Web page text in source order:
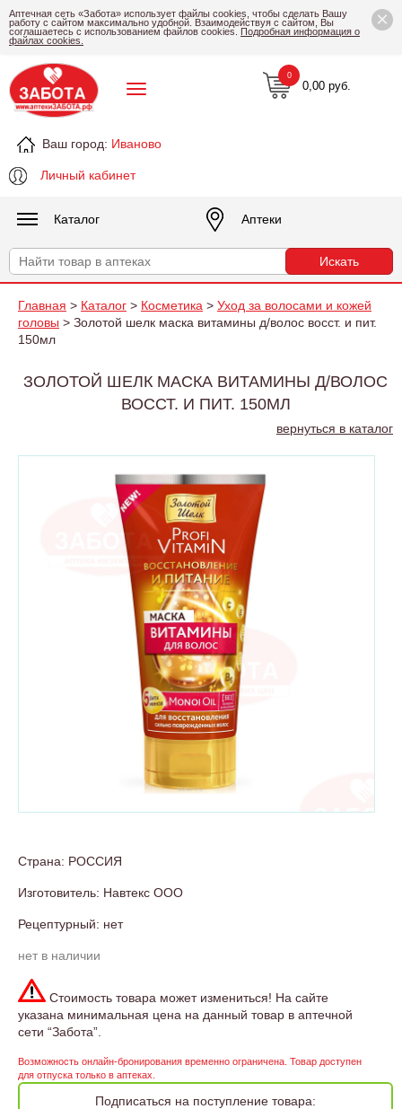
×
Аптечная сеть «Забота» использует файлы cookies, чтобы сделать Вашу
работу с сайтом максимально удобной. Взаимодействуя с сайтом, Вы
соглашаетесь с использованием файлов cookies. Подробная информация о
файлах cookies.
Ваш город: Иваново
Личный кабинет
0,00 руб.
0
Каталог Аптеки
Главная > Каталог > Косметика > Уход за волосами и кожей
головы > Золотой шелк маска витамины д/волос восст. и пит.
150мл
ЗОЛОТОЙ ШЕЛК МАСКА ВИТАМИНЫ Д/ВОЛОС
ВОССТ. И ПИТ. 150МЛ
вернуться в каталог
Страна: РОССИЯ
Изготовитель: Навтекс ООО
Рецептурный: нет
нет в наличии
Стоимость товара может измениться! На сайте
указана минимальная цена на данный товар в аптечной
сети “Забота”.
Возможность онлайн-бронирования временно ограничена. Товар доступен
для отпуска только в аптеках.
Подписаться на поступление товара: